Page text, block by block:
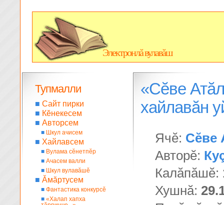
Электронлă вулавăш
«Сĕве
хайлавăн
Ячĕ: Сĕве
Авторĕ:
Калăпăшĕ:
Хушнă:
Тупмалли
■ Сайт пирки
■ Кĕнекесем
■ Авторсем
■ Шкул ачисем
■ Хайлавсем
■ Вулама сĕнетпĕр
■ Ачасем валли
■ Шкул вулавăшĕ
■ Ăмăртусем
■ Фантастика конкурсĕ
■ «Халап хапха